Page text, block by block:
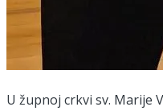
U župnoj crkvi sv. Marije